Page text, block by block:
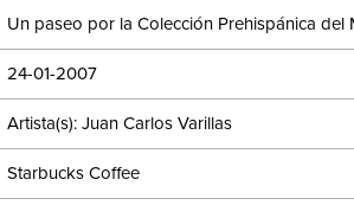
Un paseo por la Colección Prehispánica del
24-01-2007
Artista(s): Juan Carlos Varillas
Starbucks Coffee